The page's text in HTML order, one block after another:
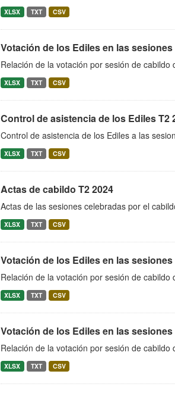
XLSX TXT CSV
Votación de los Ediles en las
Relación de la votación por sesión de
XLSX TXT CSV
Control de asistencia de los Ediles T2
Control de asistencia de los Ediles a las
XLSX TXT CSV
Actas de cabildo T2 2024
Actas de las sesiones celebradas por el
XLSX TXT CSV
Votación de los Ediles en las
Relación de la votación por sesión de
XLSX TXT CSV
Votación de los Ediles en las
Relación de la votación por sesión de
XLSX TXT CSV